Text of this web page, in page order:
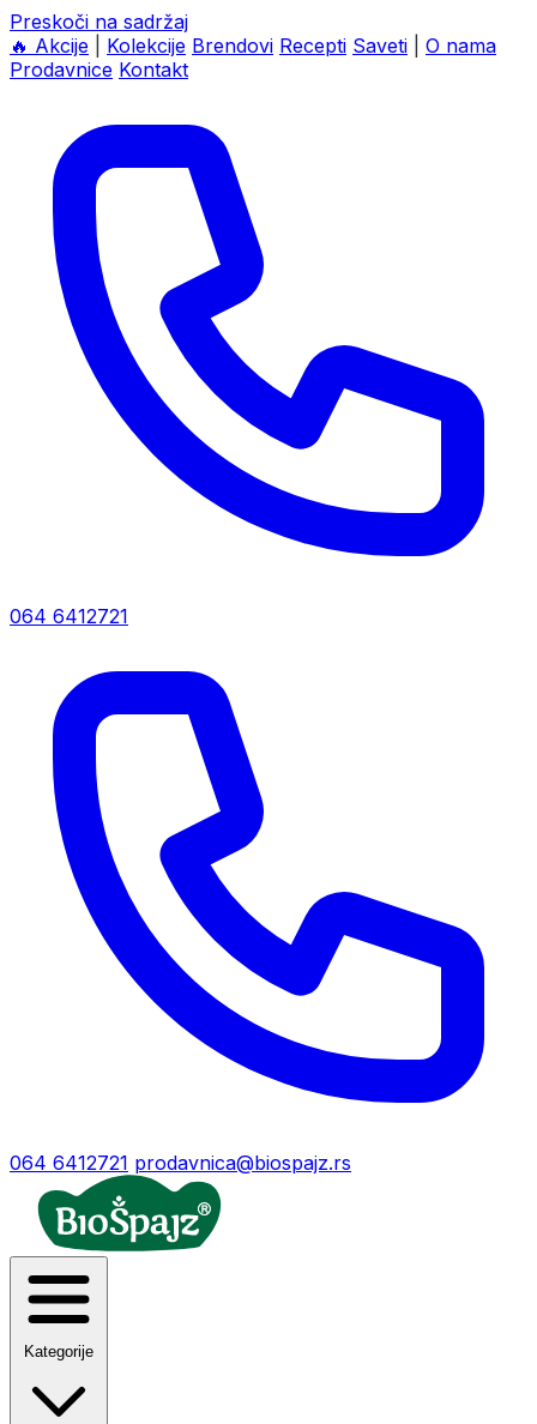
Preskoči na sadržaj
🔥 Akcije Kolekcije Brendovi Recepti Saveti
O nama
Prodavnice Kontakt
064 6412721
064 6412721 prodavnica@biospajz.rs
Kategorije